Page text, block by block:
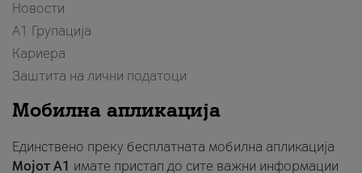
Новости
А1 Групација
Кариера
Заштита на лични податоци
Мобилна апликација
Единствено преку бесплатната мобилна апликација
Мојот A1 имате пристап до сите важни информации